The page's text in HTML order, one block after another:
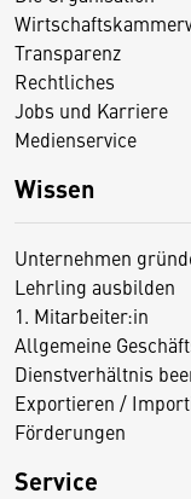
Transparenz
Rechtliches
Jobs und Karriere
Medienservice
Wissen
Unternehmen
Lehrling ausbilden
1. Mitarbeiter:in
Allgemeine
Dienstverhältnis
Exportieren /
Förderungen
Service